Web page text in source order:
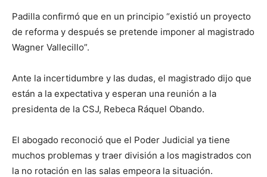
Padilla confirmó que en un principio “existió un proyecto
de reforma y después se pretende imponer al magistrado
Wagner Vallecillo”.
Ante la incertidumbre y las dudas, el magistrado dijo que
están a la expectativa y esperan una reunión a la
presidenta de la CSJ, Rebeca Ráquel Obando.
El abogado reconoció que el Poder Judicial ya tiene
muchos problemas y traer división a los magistrados con
la no rotación en las salas empeora la situación.